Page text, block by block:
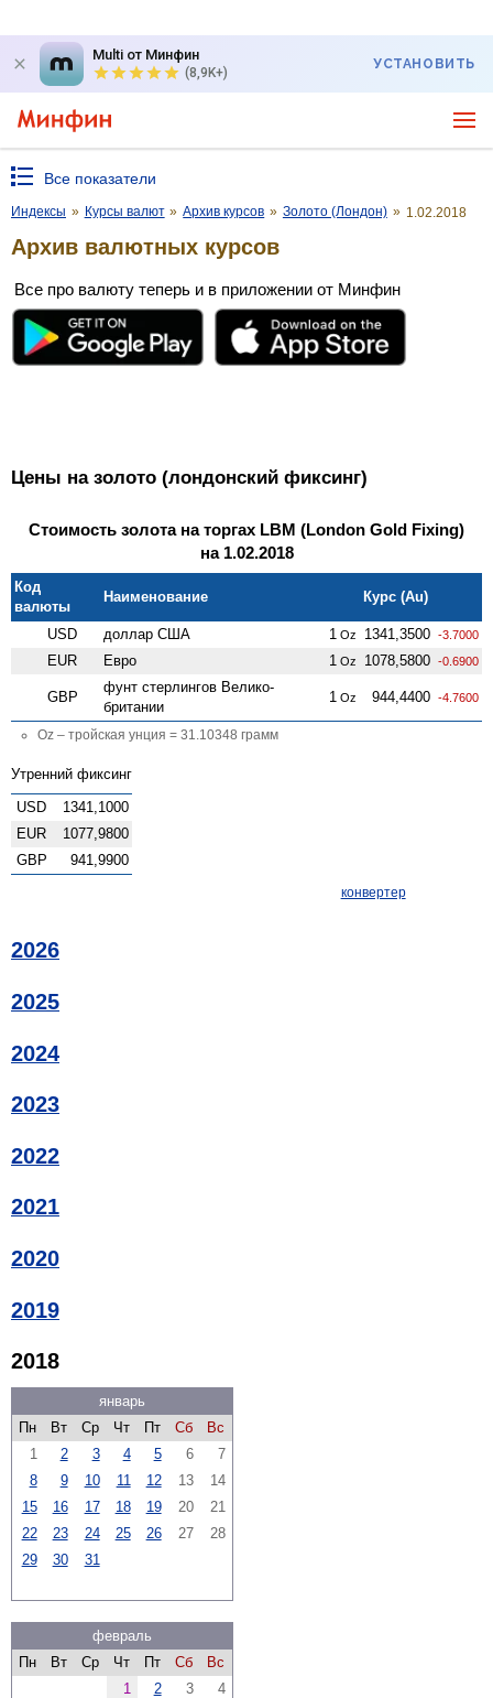
Multi от Минфин
(8,9K+)
УСТАНОВИТЬ
Все показатели
Индексы » Курсы валют » Архив курсов » Золото (Лондон) » 1.02.2018
Архив валютных курсов
Все про валюту теперь и в приложении от Минфин
Цены на золото (лондонский фиксинг)
Стоимость золота на торгах LBM (London Gold Fixing)
на 1.02.2018
Код
валюты
Наименование Курс (Au)
USD доллар США 1 Oz 1341,3500 -3.7000
EUR Евро 1 Oz 1078,5800 -0.6900
GBP
фунт стерлингов Велико­
британии
1 Oz 944,4400 -4.7600
Oz – тройская унция = 31.10348 грамм
Утренний фиксинг
USD
1341,1000
EUR
1077,9800
GBP
941,9900
конвертер
2026
2025
2024
2023
2022
2021
2020
2019
2018
январь
Пн
Вт Ср Чт Пт Сб
Вс
1
2 3 4 5 6
7
8
9 10 11 12 13
14
15
16 17 18 19 20
21
22
23 24 25 26 27
28
29
30 31
февраль
Пн
Вт Ср Чт Пт Сб
Вс
1
2 3
4